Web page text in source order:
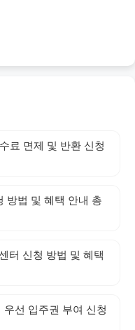
료 면제 및 반환 신청
방법 및 혜택 안내 총
터 신청 방법 및 혜택
선 입주권 부여 신청